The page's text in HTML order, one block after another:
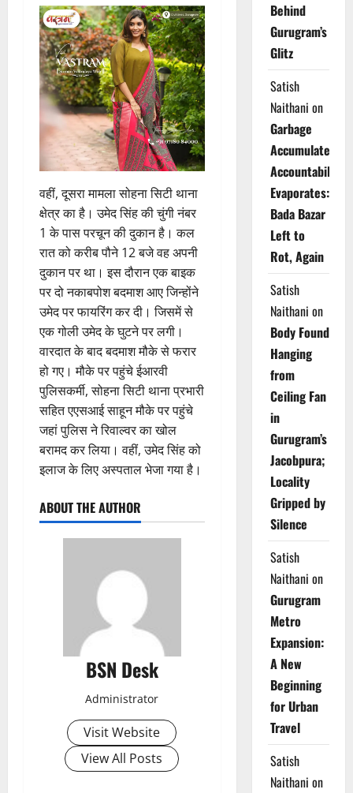
वहीं, दूसरा मामला सोहना सिटी थाना
क्षेत्र का है। उमेद सिंह की चुंगी नंबर
1 के पास परचून की दुकान है। कल
रात को करीब पौने 12 बजे वह अपनी
दुकान पर था। इस दौरान एक बाइक
पर दो नकाबपोश बदमाश आए जिन्होंने
उमेद पर फायरिंग कर दी। जिसमें से
एक गोली उमेद के घुटने पर लगी।
वारदात के बाद बदमाश मौके से फरार
हो गए। मौके पर पहुंचे ईआरवी
पुलिसकर्मी, सोहना सिटी थाना प्रभारी
सहित एएसआई साहून मौके पर पहुंचे
जहां पुलिस ने रिवाल्वर का खोल
बरामद कर लिया। वहीं, उमेद सिंह को
इलाज के लिए अस्पताल भेजा गया है।
ABOUT THE AUTHOR
BSN Desk
Administrator
Visit Website
View All Posts
Behind
Gurugram’s
Glitz
Satish
Naithani on
Garbage
Accumulates,
Accountability
Evaporates:
Bada Bazar
Left to
Rot, Again
Satish
Naithani on
Body Found
Hanging
from
Ceiling Fan
in
Gurugram’s
Jacobpura;
Locality
Gripped by
Silence
Satish
Naithani on
Gurugram
Metro
Expansion:
A New
Beginning
for Urban
Travel
Satish
Naithani on